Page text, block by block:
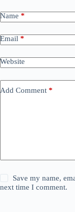
Name *
Email *
Website
Add Comment *
Save my name,
next time I comment.